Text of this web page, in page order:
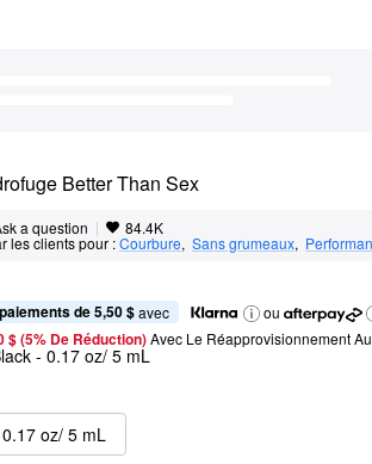
Better Than Sex
a question | 84.4K
les clients pour :Courbure, Sans grumeaux,
de 5,50 $ avec
ou
$ (5% De Réduction) Avec Le Réapprovisionnement
- 0.17 oz/ 5 mL
oz/ 5 mL